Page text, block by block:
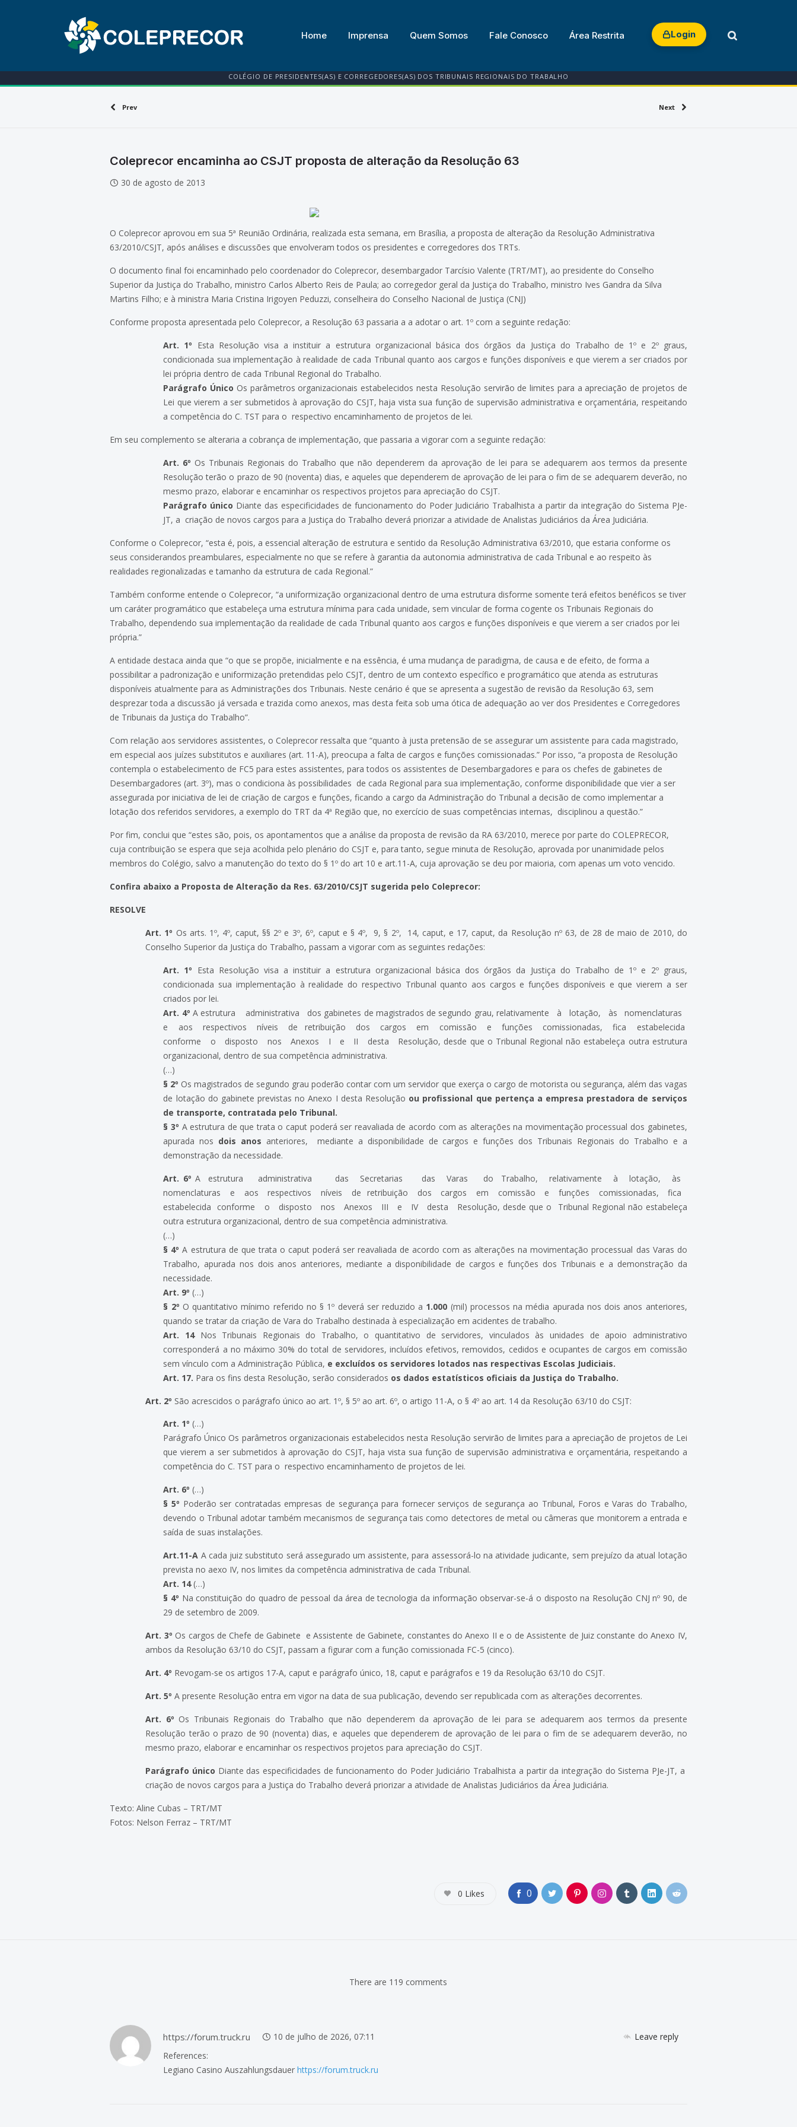
Home Imprensa Quem Somos Fale Conosco Área Restrita Login
COLÉGIO DE PRESIDENTES(AS) E CORREGEDORES(AS) DOS TRIBUNAIS REGIONAIS DO TRABALHO
Prev Next
Coleprecor encaminha ao CSJT proposta de alteração da Resolução 63
30 de agosto de 2013
O Coleprecor aprovou em sua 5ª Reunião Ordinária, realizada esta semana, em Brasília, a proposta de alteração da Resolução Administrativa
63/2010/CSJT, após análises e discussões que envolveram todos os presidentes e corregedores dos TRTs.
O documento final foi encaminhado pelo coordenador do Coleprecor, desembargador Tarcísio Valente (TRT/MT), ao presidente do Conselho
Superior da Justiça do Trabalho, ministro Carlos Alberto Reis de Paula; ao corregedor geral da Justiça do Trabalho, ministro Ives Gandra da Silva
Martins Filho; e à ministra Maria Cristina Irigoyen Peduzzi, conselheira do Conselho Nacional de Justiça (CNJ)
Conforme proposta apresentada pelo Coleprecor, a Resolução 63 passaria a a adotar o art. 1º com a seguinte redação:
Art. 1º Esta Resolução visa a instituir a estrutura organizacional básica dos órgãos da Justiça do Trabalho de 1º e 2º graus,
condicionada sua implementação à realidade de cada Tribunal quanto aos cargos e funções disponíveis e que vierem a ser criados por
lei própria dentro de cada Tribunal Regional do Trabalho.
Parágrafo Único Os parâmetros organizacionais estabelecidos nesta Resolução servirão de limites para a apreciação de projetos de
Lei que vierem a ser submetidos à aprovação do CSJT, haja vista sua função de supervisão administrativa e orçamentária, respeitando
a competência do C. TST para o respectivo encaminhamento de projetos de lei.
Em seu complemento se alteraria a cobrança de implementação, que passaria a vigorar com a seguinte redação:
Art. 6º Os Tribunais Regionais do Trabalho que não dependerem da aprovação de lei para se adequarem aos termos da presente
Resolução terão o prazo de 90 (noventa) dias, e aqueles que dependerem de aprovação de lei para o fim de se adequarem deverão, no
mesmo prazo, elaborar e encaminhar os respectivos projetos para apreciação do CSJT.
Parágrafo único Diante das especificidades de funcionamento do Poder Judiciário Trabalhista a partir da integração do Sistema PJe-
JT, a criação de novos cargos para a Justiça do Trabalho deverá priorizar a atividade de Analistas Judiciários da Área Judiciária.
Conforme o Coleprecor, “esta é, pois, a essencial alteração de estrutura e sentido da Resolução Administrativa 63/2010, que estaria conforme os
seus considerandos preambulares, especialmente no que se refere à garantia da autonomia administrativa de cada Tribunal e ao respeito às
realidades regionalizadas e tamanho da estrutura de cada Regional.”
Também conforme entende o Coleprecor, “a uniformização organizacional dentro de uma estrutura disforme somente terá efeitos benéficos se tiver
um caráter programático que estabeleça uma estrutura mínima para cada unidade, sem vincular de forma cogente os Tribunais Regionais do
Trabalho, dependendo sua implementação da realidade de cada Tribunal quanto aos cargos e funções disponíveis e que vierem a ser criados por lei
própria.”
A entidade destaca ainda que “o que se propõe, inicialmente e na essência, é uma mudança de paradigma, de causa e de efeito, de forma a
possibilitar a padronização e uniformização pretendidas pelo CSJT, dentro de um contexto específico e programático que atenda as estruturas
disponíveis atualmente para as Administrações dos Tribunais. Neste cenário é que se apresenta a sugestão de revisão da Resolução 63, sem
desprezar toda a discussão já versada e trazida como anexos, mas desta feita sob uma ótica de adequação ao ver dos Presidentes e Corregedores
de Tribunais da Justiça do Trabalho”.
Com relação aos servidores assistentes, o Coleprecor ressalta que “quanto à justa pretensão de se assegurar um assistente para cada magistrado,
em especial aos juízes substitutos e auxiliares (art. 11-A), preocupa a falta de cargos e funções comissionadas.” Por isso, “a proposta de Resolução
contempla o estabelecimento de FC5 para estes assistentes, para todos os assistentes de Desembargadores e para os chefes de gabinetes de
Desembargadores (art. 3º), mas o condiciona às possibilidades de cada Regional para sua implementação, conforme disponibilidade que vier a ser
assegurada por iniciativa de lei de criação de cargos e funções, ficando a cargo da Administração do Tribunal a decisão de como implementar a
lotação dos referidos servidores, a exemplo do TRT da 4ª Região que, no exercício de suas competências internas, disciplinou a questão.”
Por fim, conclui que “estes são, pois, os apontamentos que a análise da proposta de revisão da RA 63/2010, merece por parte do COLEPRECOR,
cuja contribuição se espera que seja acolhida pelo plenário do CSJT e, para tanto, segue minuta de Resolução, aprovada por unanimidade pelos
membros do Colégio, salvo a manutenção do texto do § 1º do art 10 e art.11-A, cuja aprovação se deu por maioria, com apenas um voto vencido.
Confira abaixo a Proposta de Alteração da Res. 63/2010/CSJT sugerida pelo Coleprecor:
RESOLVE
Art. 1º Os arts. 1º, 4º, caput, §§ 2º e 3º, 6º, caput e § 4º, 9, § 2º, 14, caput, e 17, caput, da Resolução nº 63, de 28 de maio de 2010, do
Conselho Superior da Justiça do Trabalho, passam a vigorar com as seguintes redações:
Art. 1º Esta Resolução visa a instituir a estrutura organizacional básica dos órgãos da Justiça do Trabalho de 1º e 2º graus,
condicionada sua implementação à realidade do respectivo Tribunal quanto aos cargos e funções disponíveis e que vierem a ser
criados por lei.
Art. 4º A estrutura administrativa dos gabinetes de magistrados de segundo grau, relativamente à lotação, às nomenclaturas
e aos respectivos níveis de retribuição dos cargos em comissão e funções comissionadas, fica estabelecida
conforme o disposto nos Anexos I e II desta Resolução, desde que o Tribunal Regional não estabeleça outra estrutura
organizacional, dentro de sua competência administrativa.
(…)
§ 2º Os magistrados de segundo grau poderão contar com um servidor que exerça o cargo de motorista ou segurança, além das vagas
de lotação do gabinete previstas no Anexo I desta Resolução ou profissional que pertença a empresa prestadora de serviços
de transporte, contratada pelo Tribunal.
§ 3º A estrutura de que trata o caput poderá ser reavaliada de acordo com as alterações na movimentação processual dos gabinetes,
apurada nos dois anos anteriores, mediante a disponibilidade de cargos e funções dos Tribunais Regionais do Trabalho e a
demonstração da necessidade.
Art. 6º A estrutura administrativa das Secretarias das Varas do Trabalho, relativamente à lotação, às
nomenclaturas e aos respectivos níveis de retribuição dos cargos em comissão e funções comissionadas, fica
estabelecida conforme o disposto nos Anexos III e IV desta Resolução, desde que o Tribunal Regional não estabeleça
outra estrutura organizacional, dentro de sua competência administrativa.
(…)
§ 4º A estrutura de que trata o caput poderá ser reavaliada de acordo com as alterações na movimentação processual das Varas do
Trabalho, apurada nos dois anos anteriores, mediante a disponibilidade de cargos e funções dos Tribunais e a demonstração da
necessidade.
Art. 9º (…)
§ 2º O quantitativo mínimo referido no § 1º deverá ser reduzido a 1.000 (mil) processos na média apurada nos dois anos anteriores,
quando se tratar da criação de Vara do Trabalho destinada à especialização em acidentes de trabalho.
Art. 14Nos Tribunais Regionais do Trabalho, o quantitativo de servidores, vinculados às unidades de apoio administrativo
corresponderá a no máximo 30% do total de servidores, incluídos efetivos, removidos, cedidos e ocupantes de cargos em comissão
sem vínculo com a Administração Pública, e excluídos os servidores lotados nas respectivas Escolas Judiciais.
Art. 17. Para os fins desta Resolução, serão considerados os dados estatísticos oficiais da Justiça do Trabalho.
Art. 2º São acrescidos o parágrafo único ao art. 1º, § 5º ao art. 6º, o artigo 11-A, o § 4º ao art. 14 da Resolução 63/10 do CSJT:
Art. 1º (…)
Parágrafo Único Os parâmetros organizacionais estabelecidos nesta Resolução servirão de limites para a apreciação de projetos de Lei
que vierem a ser submetidos à aprovação do CSJT, haja vista sua função de supervisão administrativa e orçamentária, respeitando a
competência do C. TST para o respectivo encaminhamento de projetos de lei.
Art. 6º (…)
§ 5º Poderão ser contratadas empresas de segurança para fornecer serviços de segurança ao Tribunal, Foros e Varas do Trabalho,
devendo o Tribunal adotar também mecanismos de segurança tais como detectores de metal ou câmeras que monitorem a entrada e
saída de suas instalações.
Art.11-A A cada juiz substituto será assegurado um assistente, para assessorá-lo na atividade judicante, sem prejuízo da atual lotação
prevista no aexo IV, nos limites da competência administrativa de cada Tribunal.
Art. 14(…)
§ 4º Na constituição do quadro de pessoal da área de tecnologia da informação observar-se-á o disposto na Resolução CNJ nº 90, de
29 de setembro de 2009.
Art. 3º Os cargos de Chefe de Gabinete e Assistente de Gabinete, constantes do Anexo II e o de Assistente de Juiz constante do Anexo IV,
ambos da Resolução 63/10 do CSJT, passam a figurar com a função comissionada FC-5 (cinco).
Art. 4º Revogam-se os artigos 17-A, caput e parágrafo único, 18, caput e parágrafos e 19 da Resolução 63/10 do CSJT.
Art. 5º A presente Resolução entra em vigor na data de sua publicação, devendo ser republicada com as alterações decorrentes.
Art. 6º Os Tribunais Regionais do Trabalho que não dependerem da aprovação de lei para se adequarem aos termos da presente
Resolução terão o prazo de 90 (noventa) dias, e aqueles que dependerem de aprovação de lei para o fim de se adequarem deverão, no
mesmo prazo, elaborar e encaminhar os respectivos projetos para apreciação do CSJT.
Parágrafo único Diante das especificidades de funcionamento do Poder Judiciário Trabalhista a partir da integração do Sistema PJe-JT, a
criação de novos cargos para a Justiça do Trabalho deverá priorizar a atividade de Analistas Judiciários da Área Judiciária.
Texto: Aline Cubas – TRT/MT
Fotos: Nelson Ferraz – TRT/MT
0
0 Likes
There are 119 comments
https://forum.truck.ru Leave reply
10 de julho de 2026, 07:11
References:
Legiano Casino Auszahlungsdauerhttps://forum.truck.ru